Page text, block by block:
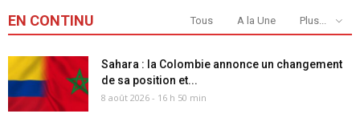
EN CONTINU Tous A la Une Plus...
Sahara : la Colombie annonce un changement
de sa position et...
8 août 2026 - 16 h 50 min